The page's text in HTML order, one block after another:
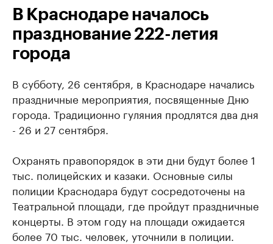
В Краснодаре началось
празднование 222-летия
города
В субботу, 26 сентября, в Краснодаре начались
праздничные мероприятия, посвященные Дню
города. Традиционно гуляния продлятся два дня
- 26 и 27 сентября.
Охранять правопорядок в эти дни будут более 1
тыс. полицейских и казаки. Основные силы
полиции Краснодара будут сосредоточены на
Театральной площади, где пройдут праздничные
концерты. В этом году на площади ожидается
более 70 тыс. человек, уточнили в полиции.